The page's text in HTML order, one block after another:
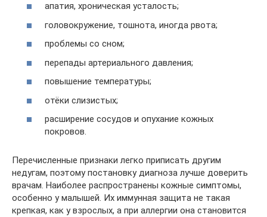
апатия, хроническая усталость;
головокружение, тошнота, иногда рвота;
проблемы со сном;
перепады артериального давления;
повышение температуры;
отёки слизистых;
расширение сосудов и опухание кожных
покровов.
Перечисленные признаки легко приписать другим
недугам, поэтому постановку диагноза лучше доверить
врачам. Наиболее распространены кожные симптомы,
особенно у малышей. Их иммунная защита не такая
крепкая, как у взрослых, а при аллергии она становится